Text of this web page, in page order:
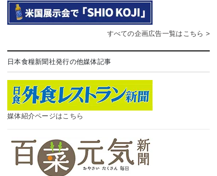
すべての企画広告一覧はこちら >
日本食糧新聞社発行の他媒体記事
媒体紹介ページはこちら